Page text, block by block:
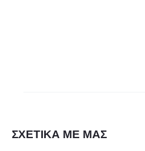
ΣΧΕΤΙΚΑ ΜΕ ΜΑΣ